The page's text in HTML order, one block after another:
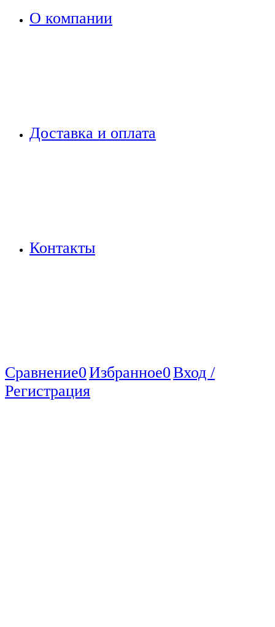
О компании
Доставка и оплата
Контакты
Сравнение0Избранное0Вход /
Регистрация